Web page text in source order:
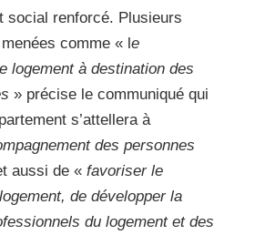
social renforcé. Plusieurs
comme « le
logement à destination des
» précise le communiqué qui
s’attellera à
des personnes
aussi de « favoriser le
de développer la
du logement et des